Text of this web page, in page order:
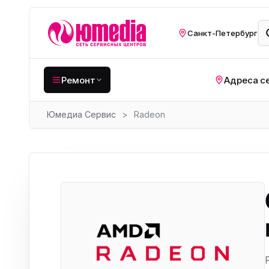
Санкт-Петербург
Ремонт
Крупная бытовая
Компьютерная техника
Адреса
Юмедиа Сервис > Radeon